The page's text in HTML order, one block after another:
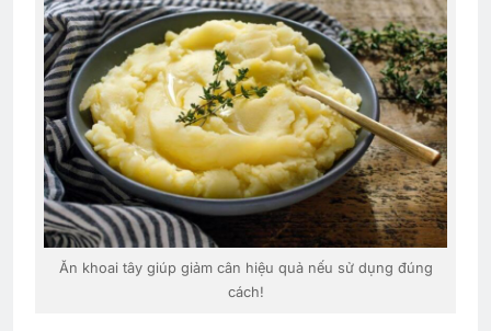
Ăn khoai tây giúp giảm cân hiệu quả nếu sử dụng đúng
cách!